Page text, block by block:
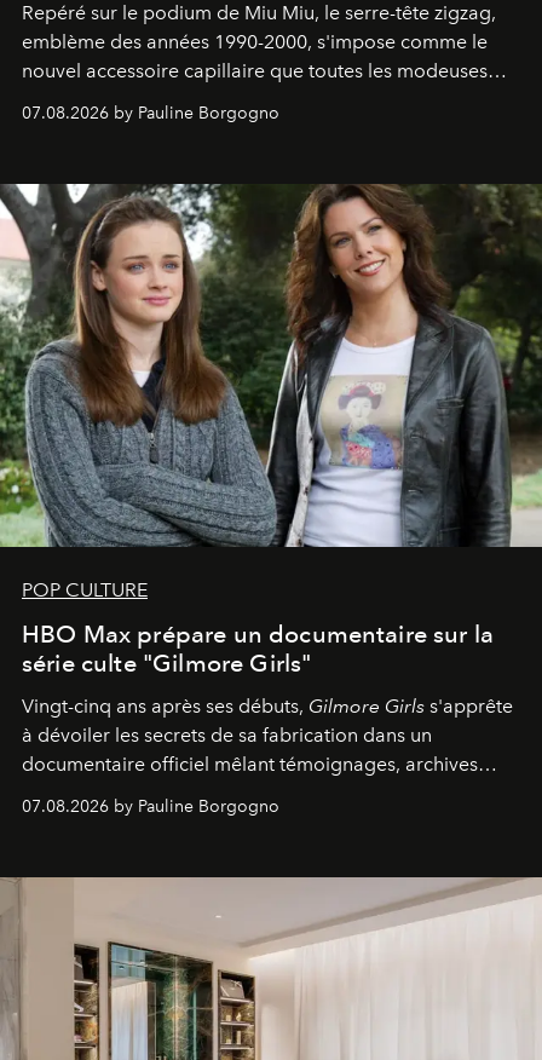
Repéré sur le podium de Miu Miu, le serre-tête zigzag,
emblème des années 1990-2000, s'impose comme le
nouvel accessoire capillaire que toutes les modeuses
s'arrachent déjà.
07.08.2026 by Pauline Borgogno
POP CULTURE
HBO Max prépare un documentaire sur la
série culte "Gilmore Girls"
Vingt-cinq ans après ses débuts, Gilmore Girls s'apprête
à dévoiler les secrets de sa fabrication dans un
documentaire officiel mêlant témoignages, archives
inédites et plongée dans les coulisses d'un phénomène
générationnel.
07.08.2026 by Pauline Borgogno